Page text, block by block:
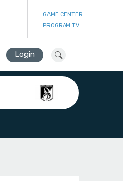
GAME CENTER
PROGRAM TV
Login